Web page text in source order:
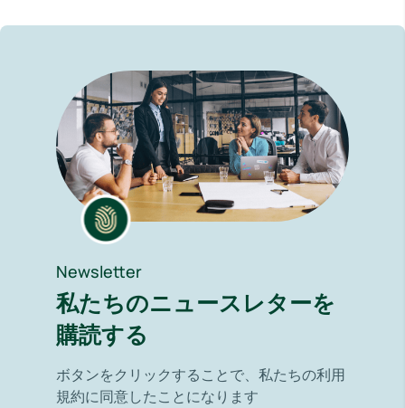
Newsletter
私たちのニュースレターを
購読する
ボタンをクリックすることで、私たちの利用
規約に同意したことになります